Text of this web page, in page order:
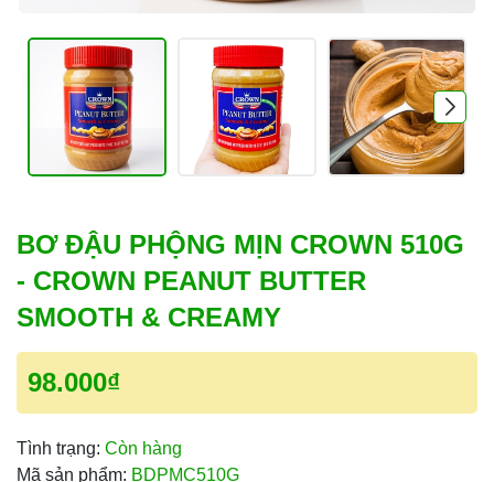
BƠ ĐẬU PHỘNG MỊN CROWN 510G
- CROWN PEANUT BUTTER
SMOOTH & CREAMY
98.000₫
Tình trạng: Còn hàng
Mã sản phẩm: BDPMC510G